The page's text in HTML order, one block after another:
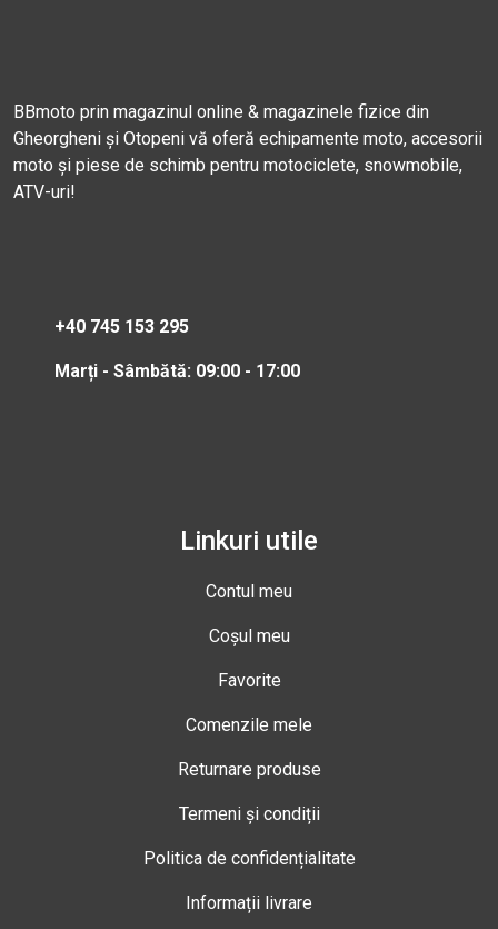
BBmoto prin magazinul online & magazinele fizice din
Gheorgheni și Otopeni vă oferă echipamente moto, accesorii
moto și piese de schimb pentru motociclete, snowmobile,
ATV-uri!
+40 745 153 295
Marți - Sâmbătă: 09:00 - 17:00
Linkuri utile
Contul meu
Coșul meu
Favorite
Comenzile mele
Returnare produse
Termeni și condiții
Politica de confidențialitate
Informații livrare